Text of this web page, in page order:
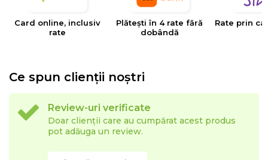
Card online, inclusiv
rate
Plătești în 4 rate fără
dobândă
Rate prin
Ce spun clienții noștri
Review-uri verificate
Doar clienții care au cumpărat acest produs
pot adăuga un review.